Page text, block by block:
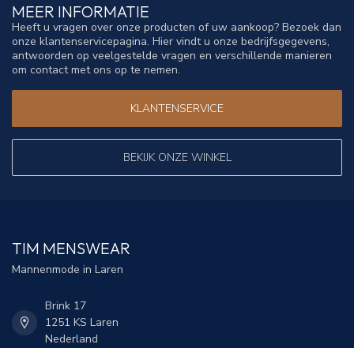
MEER INFORMATIE
Heeft u vragen over onze producten of uw aankoop? Bezoek dan
onze klantenservicepagina. Hier vindt u onze bedrijfsgegevens,
antwoorden op veelgestelde vragen en verschillende manieren
om contact met ons op te nemen.
KLANTENSERVICE
BEKIJK ONZE WINKEL
TIM MENSWEAR
Mannenmode in Laren
Brink 17
1251 KS Laren
Nederland